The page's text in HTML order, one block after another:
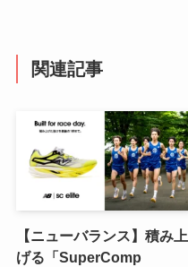
関連記事
【ニューバランス】積み上
げる「SuperComp